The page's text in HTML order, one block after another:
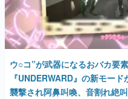
ウ○コ”が武器になるおバカ要
『UNDERWARD』の新モー
襲撃され阿鼻叫喚、音割れ絶